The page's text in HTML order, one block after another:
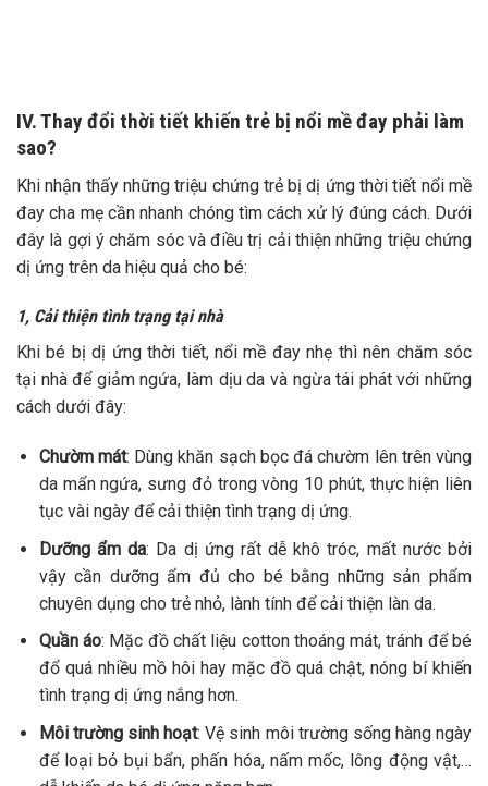
IV. Thay đổi thời tiết khiến trẻ bị nổi mề đay phải làm
sao?
Khi nhận thấy những triệu chứng trẻ bị dị ứng thời tiết nổi mề
đay cha mẹ cần nhanh chóng tìm cách xử lý đúng cách. Dưới
đây là gợi ý chăm sóc và điều trị cải thiện những triệu chứng
dị ứng trên da hiệu quả cho bé:
1, Cải thiện tình trạng tại nhà
Khi bé bị dị ứng thời tiết, nổi mề đay nhẹ thì nên chăm sóc
tại nhà để giảm ngứa, làm dịu da và ngừa tái phát với những
cách dưới đây:
Chườm mát: Dùng khăn sạch bọc đá chườm lên trên vùng
da mẩn ngứa, sưng đỏ trong vòng 10 phút, thực hiện liên
tục vài ngày để cải thiện tình trạng dị ứng.
Dưỡng ẩm da: Da dị ứng rất dễ khô tróc, mất nước bởi
vậy cần dưỡng ẩm đủ cho bé bằng những sản phẩm
chuyên dụng cho trẻ nhỏ, lành tính để cải thiện làn da.
Quần áo: Mặc đồ chất liệu cotton thoáng mát, tránh để bé
đổ quá nhiều mồ hôi hay mặc đồ quá chật, nóng bí khiến
tình trạng dị ứng nắng hơn.
Môi trường sinh hoạt: Vệ sinh môi trường sống hàng ngày
để loại bỏ bụi bẩn, phấn hóa, nấm mốc, lông động vật,…